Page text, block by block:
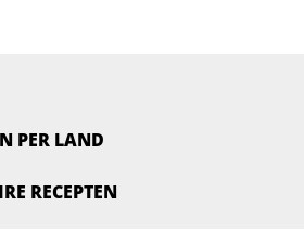
PER LAND
RECEPTEN